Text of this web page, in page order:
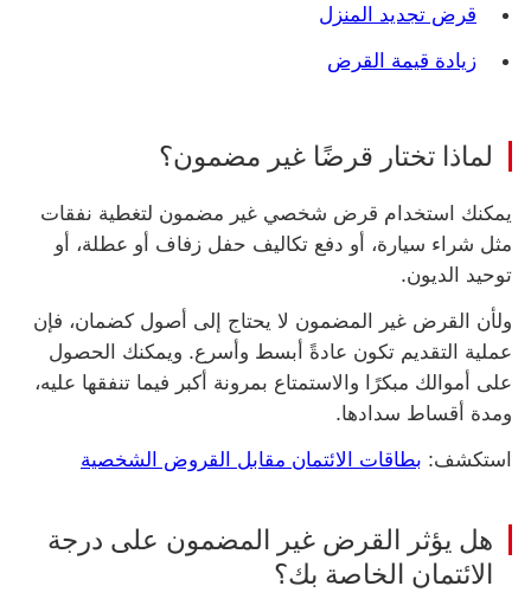
قرض تجديد المنزل
زيادة قيمة القرض
لماذا تختار قرضًا غير مضمون؟
يمكنك استخدام قرض شخصي غير مضمون لتغطية نفقات
مثل شراء سيارة، أو دفع تكاليف حفل زفاف أو عطلة، أو
توحيد الديون.
ولأن القرض غير المضمون لا يحتاج إلى أصول كضمان، فإن
عملية التقديم تكون عادةً أبسط وأسرع. ويمكنك الحصول
على أموالك مبكرًا والاستمتاع بمرونة أكبر فيما تنفقها عليه،
ومدة أقساط سدادها.
استكشف‬: بطاقات الائتمان مقابل القروض الشخصية
هل يؤثر القرض غير المضمون على درجة
الائتمان الخاصة بك؟